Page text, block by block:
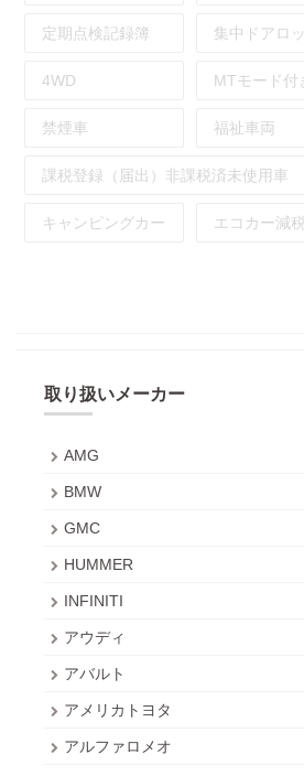
定期点検記録簿 集中ドアロ
4WD MTモード付
禁煙車 福祉車両
課税登録（届出）非課税済未使用車
キャンピングカー エコカー減
取り扱いメーカー
AMG
BMW
GMC
HUMMER
INFINITI
アウディ
アバルト
アメリカトヨタ
アルファロメオ